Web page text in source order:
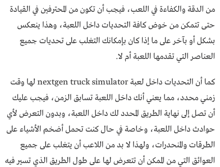
من الدقة والكفاءة في اللعب، فيجب أن تكون من المحترفين في القيادة
حتى تتمكن من خوض كافة التحديات داخل اللعبة، وهذا ينعكس
بشكل أو بآخر على ما إذا كان بإمكانك التغلب على تحديات جميع
العناصر التي تقدمها اللعبة أم لا.
كما أن التحديات داخل لعبة nextgen truck simulator لها وقت
زمني محدد، مما يعني أنك داخل اللعبة تسابق الزمن، فيجب عليك
أن تصل إلى نهاية الطريق المحدد لك داخل اللعبة، وبدون التعرض لأي
حوادث داخل اللعبة، وخاصة في حال كنت تحمل أضخم الأشياء على
الطرقات والمنحدرات، ولهذا لا بد من اللاعب أن يتغلب على جميع
العوائق التي من الممكن أن تتعرض لها على طول الطريق الذي تسير فيه